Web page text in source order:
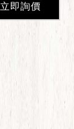
立即詢價